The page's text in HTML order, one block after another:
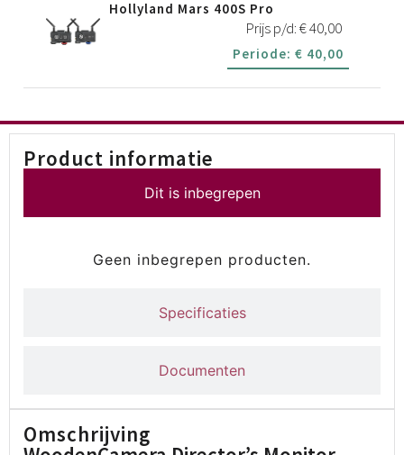
Hollyland Mars 400S Pro
Prijs p/d:€40,00
Periode: € 40,00
Omschrijving
Product informatie
Dit is inbegrepen
Specificaties
Documenten
Geen inbegrepen producten.